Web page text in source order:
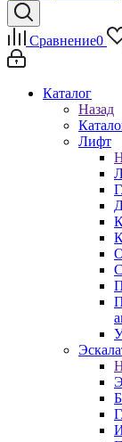
Сравнение0
Каталог
Назад
Лифт